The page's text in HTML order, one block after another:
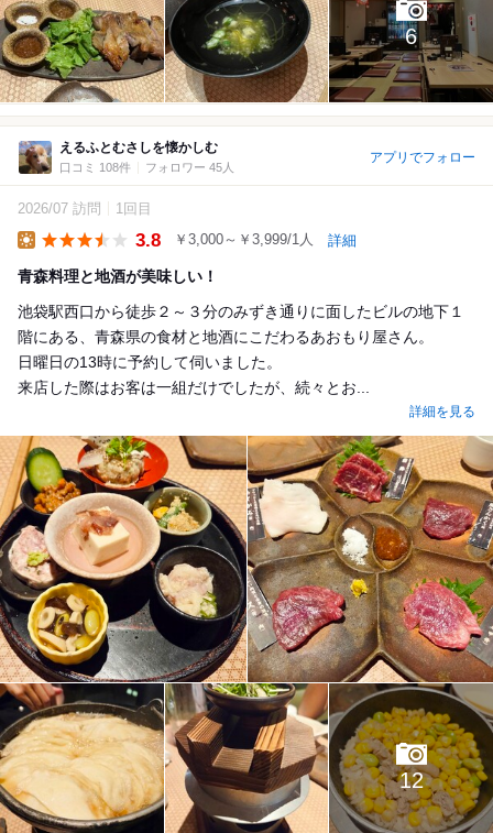
6
えるふとむさしを懐かしむ
口コミ 108件 フォロワー 45人
アプリでフォロー
2026/07 訪問 1回目
3.8 ￥3,000～￥3,999/1人 詳細
青森料理と地酒が美味しい！
池袋駅西口から徒歩２～３分のみずき通りに面したビルの地下１
階にある、青森県の食材と地酒にこだわるあおもり屋さん。
日曜日の13時に予約して伺いました。
来店した際はお客は一組だけでしたが、続々とお...
詳細を見る
12